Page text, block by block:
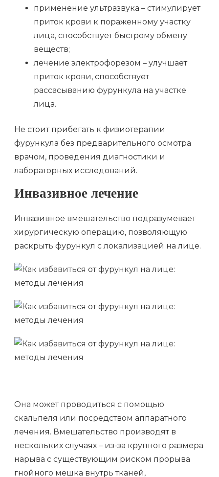
применение ультразвука – стимулирует
приток крови к пораженному участку
лица, способствует быстрому обмену
веществ;
лечение электрофорезом – улучшает
приток крови, способствует
рассасыванию фурункула на участке
лица.
Не стоит прибегать к физиотерапии
фурункула без предварительного осмотра
врачом, проведения диагностики и
лабораторных исследований.
Инвазивное лечение
Инвазивное вмешательство подразумевает
хирургическую операцию, позволяющую
раскрыть фурункул с локализацией на лице.
Она может проводиться с помощью
скальпеля или посредством аппаратного
лечения. Вмешательство производят в
нескольких случаях – из-за крупного размера
нарыва с существующим риском прорыва
гнойного мешка внутрь тканей,